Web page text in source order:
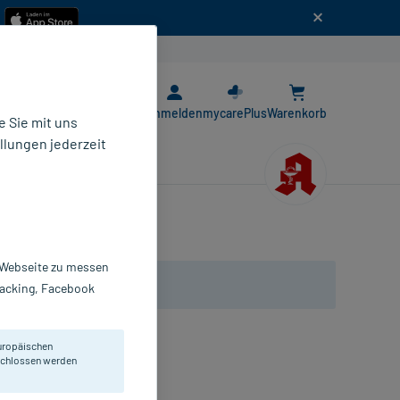
AnmeldenmycarePlusWarenkorb
Sie mit uns
jederzeit
zu messen
Facebook
werden